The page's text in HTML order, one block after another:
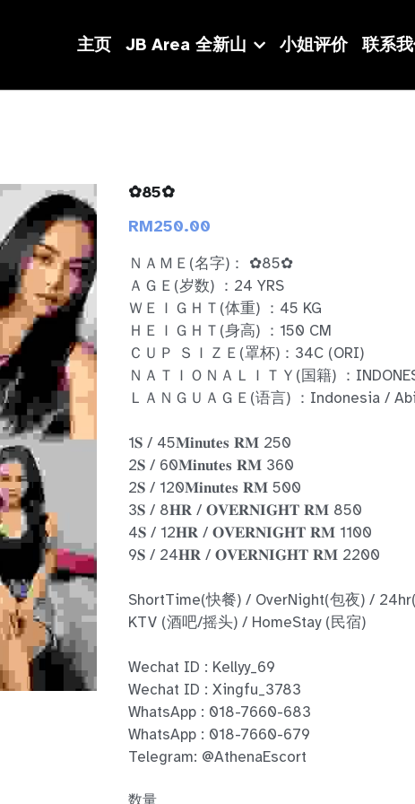
主页 JB Area 全新山 小姐评价 联系
✿85✿
RM250.00
ＮＡＭＥ(名字)： ✿85✿
ＡＧＥ(岁数) ：24 YRS
ＷＥＩＧＨＴ(体重) ：45 KG
ＨＥＩＧＨＴ(身高) ：150 CM
ＣＵＰ ＳＩＺＥ(罩杯)：34C (ORI)
ＮＡＴＩＯＮＡＬＩＴＹ(国籍) ：
ＬＡＮＧＵＡＧＥ(语言) ：Indonesia /
1𝐒 / 45𝐌𝐢𝐧𝐮𝐭𝐞𝐬 𝐑𝐌 250
2𝐒 / 60𝐌𝐢𝐧𝐮𝐭𝐞𝐬 𝐑𝐌 360
2𝐒 / 120𝐌𝐢𝐧𝐮𝐭𝐞𝐬 𝐑𝐌 500
3𝐒 / 8𝐇𝐑 / 𝐎𝐕𝐄𝐑𝐍𝐈𝐆𝐇𝐓 𝐑𝐌 850
4𝐒 / 12𝐇𝐑 / 𝐎𝐕𝐄𝐑𝐍𝐈𝐆𝐇𝐓 𝐑𝐌 1100
9𝐒 / 24𝐇𝐑 / 𝐎𝐕𝐄𝐑𝐍𝐈𝐆𝐇𝐓 𝐑𝐌 2200
ShortTime(快餐) / OverNight(包夜) /
KTV (酒吧/摇头) / HomeStay (民宿)
Wechat ID : Kellyy_69
Wechat ID : Xingfu_3783
WhatsApp : 018-7660-683
WhatsApp : 018-7660-679
Telegram: @AthenaEscort